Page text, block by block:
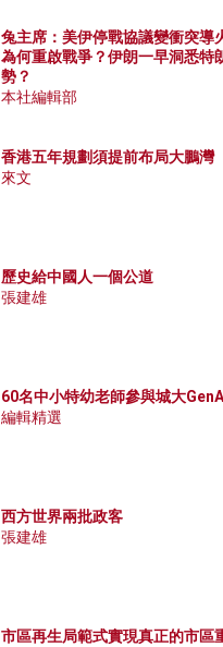
兔主席：美伊停戰協議變衝突導
為何重啟戰爭？伊朗一早洞悉特
勢？
本社編輯部
香港五年規劃須提前布局大鵬灣
來文
歷史給中國人一個公道
張建雄
60名中小特幼老師參與城大
編輯精選
西方世界兩批政客
張建雄
市區再生局範式實現真正的市區